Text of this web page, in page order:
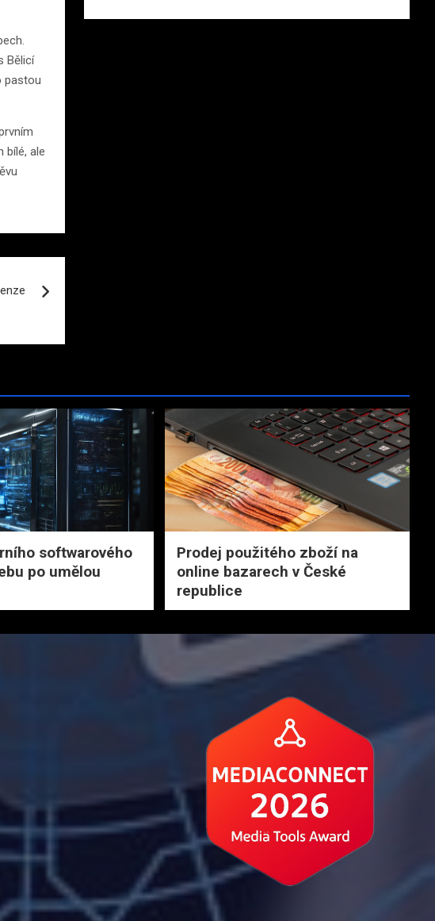
Bělicí
pastou
bílé, ale
softwarového
po umělou
Prodej použitého zboží na
online bazarech v České
republice